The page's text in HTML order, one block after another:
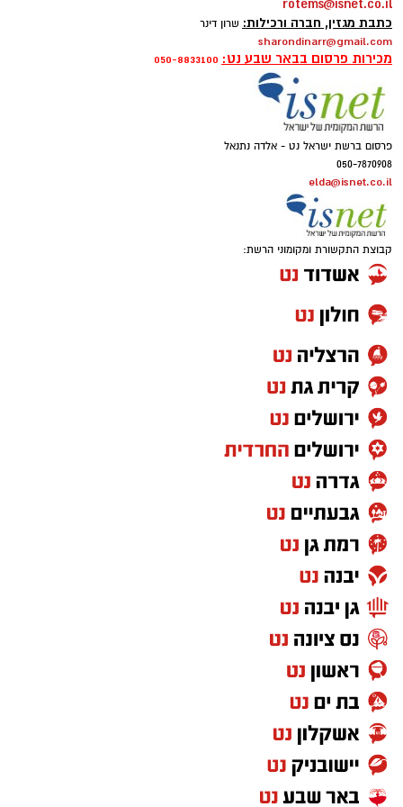
rotems@isnet.co.il
כתבת מגזין, חברה ורכילות: שרון דינר
sharondinarr@gmail.com
מכירות פרסום בבאר שבע נט: 050-8833100
פרסום ברשת ישראל נט - אלדה נתנאל
050-7870908
elda@isnet.co.il
קבוצת התקשורת ומקומוני הרשת: